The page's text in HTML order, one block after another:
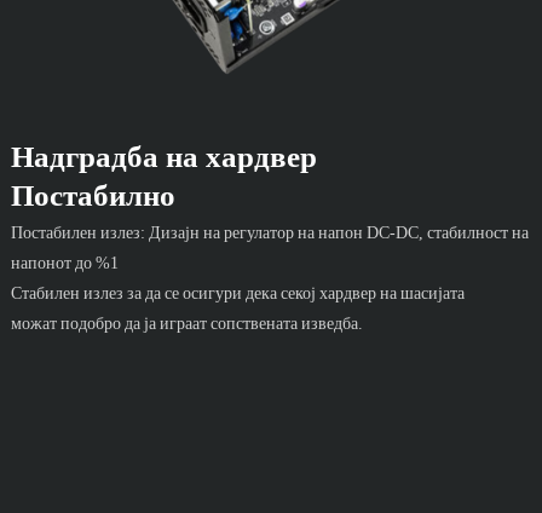
Надградба на хардвер
Постабилно
Постабилен излез: Дизајн на регулатор на напон DC-DC, стабилност на
напонот до %1
Стабилен излез за да се осигури дека секој хардвер на шасијата
можат подобро да ја играат сопствената изведба.